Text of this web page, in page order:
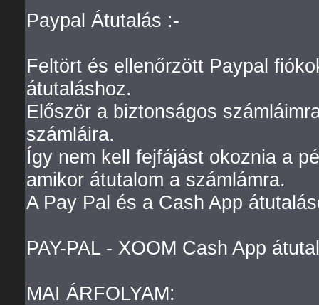
Paypal Átutalás :-
Feltört és ellenőrzött Paypal
átutaláshoz.
Először a biztonságos
számláira.
Így nem kell fejfájást okoznia a
amikor átutalom a számlámra.
A Pay Pal és a Cash App
PAY-PAL - XOOM Cash App
MAI ÁRFOLYAM: